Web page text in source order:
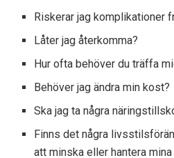
Riskerar jag komplikationer
Låter jag återkomma?
Hur ofta behöver du träffa
Behöver jag ändra min kost?
Ska jag ta några
Finns det några
att minska eller hantera